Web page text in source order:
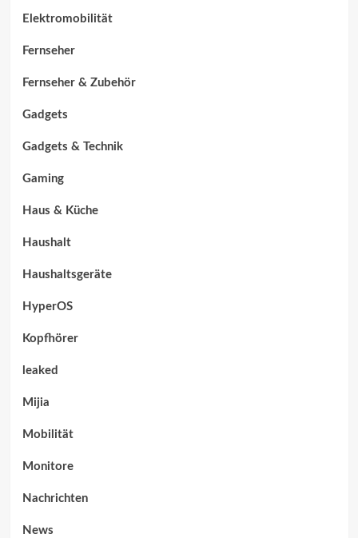
Elektromobilität
Fernseher
Fernseher & Zubehör
Gadgets
Gadgets & Technik
Gaming
Haus & Küche
Haushalt
Haushaltsgeräte
HyperOS
Kopfhörer
leaked
Mijia
Mobilität
Monitore
Nachrichten
News